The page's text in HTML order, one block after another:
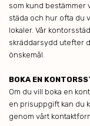
som kund bestämmer
städa och hur ofta du
lokaler. Vår
skräddarsydd utefter
önskemål.
BOKA EN
Om du vill boka en
en prisuppgift kan du
genom vårt